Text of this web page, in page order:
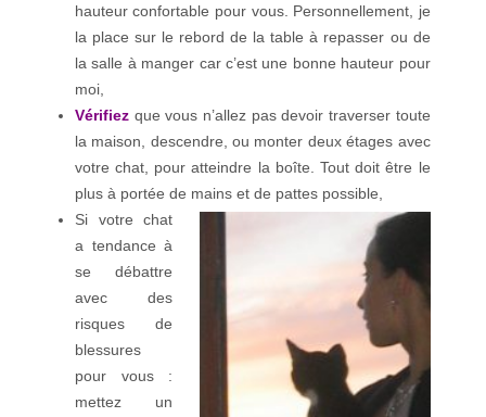
hauteur confortable pour vous. Personnellement, je
la place sur le rebord de la table à repasser ou de
la salle à manger car c’est une bonne hauteur pour
moi,
Vérifiez que vous n’allez pas devoir traverser toute
la maison, descendre, ou monter deux étages avec
votre chat, pour atteindre la boîte. Tout doit être le
plus à portée de mains et de pattes possible,
Si votre chat
a tendance à
se débattre
avec des
risques de
blessures
pour vous :
mettez un